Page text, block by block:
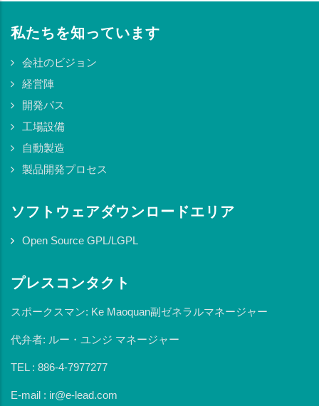
私たちを知っています
会社のビジョン
経営陣
開発パス
工場設備
自動製造
製品開発プロセス
ソフトウェアダウンロードエリア
Open Source GPL/LGPL
プレスコンタクト
スポークスマン: Ke Maoquan副ゼネラルマネージャー
代弁者: ルー・ユンジ マネージャー
TEL : 886-4-7977277
E-mail : ir@e-lead.com